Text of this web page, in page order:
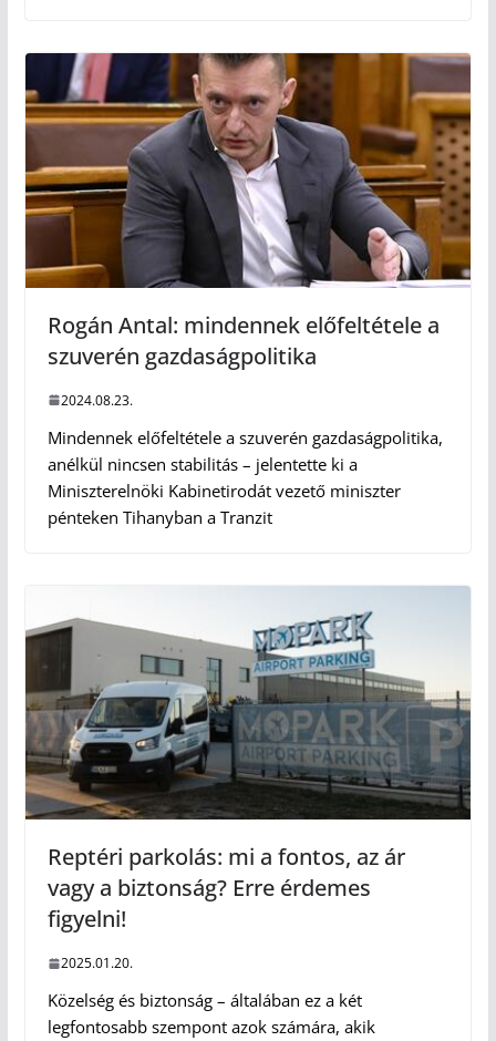
Rogán Antal: mindennek előfeltétele a
szuverén gazdaságpolitika
2024.08.23.
Mindennek előfeltétele a szuverén gazdaságpolitika,
anélkül nincsen stabilitás – jelentette ki a
Miniszterelnöki Kabinetirodát vezető miniszter
pénteken Tihanyban a Tranzit
Reptéri parkolás: mi a fontos, az ár
vagy a biztonság? Erre érdemes
figyelni!
2025.01.20.
Közelség és biztonság – általában ez a két
legfontosabb szempont azok számára, akik